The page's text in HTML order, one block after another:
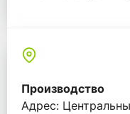
Производство
Адрес: